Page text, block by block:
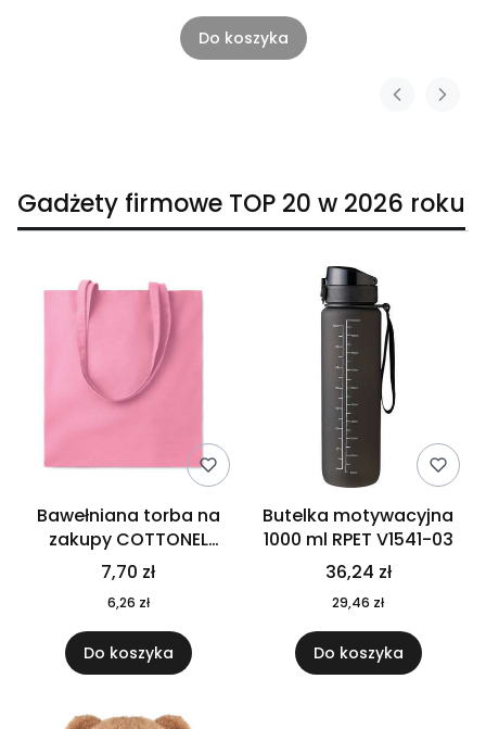
Do koszyka
Gadżety firmowe TOP 20 w 2026 roku
Bawełniana torba na
zakupy COTTONEL
COLOUR++ MO9846-11
7,70 zł
6,26 zł
Do koszyka
Butelka motywacyjna
1000 ml RPET V1541-03
36,24 zł
29,46 zł
Do koszyka